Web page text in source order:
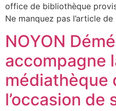
office de bibliothèque
Ne manquez pas l’article
NOYON
accompagne
médiathèque
l’occasion de